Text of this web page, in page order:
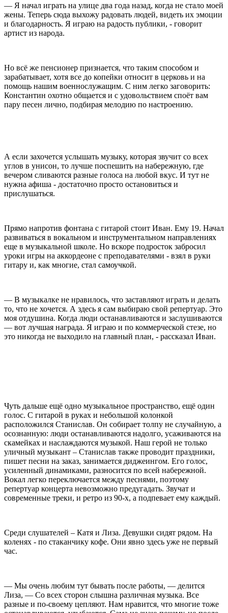
— Я начал играть на улице два года назад, когда не стало моей
жены. Теперь сюда выхожу радовать людей, видеть их эмоции
и благодарность. Я играю на радость публики, - говорит
артист из народа.
Но всё же пенсионер признается, что таким способом и
зарабатывает, хотя все до копейки относит в церковь и на
помощь нашим военнослужащим. С ним легко заговорить:
Константин охотно общается и с удовольствием споёт вам
пару песен лично, подбирая мелодию по настроению.
А если захочется услышать музыку, которая звучит со всех
углов в унисон, то лучше поспешить на набережную, где
вечером сливаются разные голоса на любой вкус. И тут не
нужна афиша - достаточно просто остановиться и
прислушаться.
Прямо напротив фонтана с гитарой стоит Иван. Ему 19. Начал
развиваться в вокальном и инструментальном направлениях
еще в музыкальной школе. Но вскоре подросток забросил
уроки игры на аккордеоне с преподавателями - взял в руки
гитару и, как многие, стал самоучкой.
— В музыкалке не нравилось, что заставляют играть и делать
то, что не хочется. А здесь я сам выбираю свой репертуар. Это
моя отдушина. Когда люди останавливаются и заслушиваются
— вот лучшая награда. Я играю и по коммерческой стезе, но
это никогда не выходило на главный план, - рассказал Иван.
Чуть дальше ещё одно музыкальное пространство, ещё один
голос. С гитарой в руках и небольшой колонкой
расположился Станислав. Он собирает толпу не случайную, а
осознанную: люди останавливаются надолго, усаживаются на
скамейках и наслаждаются музыкой. Наш герой не только
уличный музыкант – Станислав также проводит праздники,
пишет песни на заказ, занимается диджеингом. Его голос,
усиленный динамиками, разносится по всей набережной.
Вокал легко переключается между песнями, поэтому
репертуар концерта невозможно предугадать. Звучат и
современные треки, и ретро из 90-х, а подпевает ему каждый.
Среди слушателей – Катя и Лиза. Девушки сидят рядом. На
коленях - по стаканчику кофе. Они явно здесь уже не первый
час.
— Мы очень любим тут бывать после работы, — делится
Лиза, — Со всех сторон слышна различная музыка. Все
разные и по-своему цепляют. Нам нравится, что многие тоже